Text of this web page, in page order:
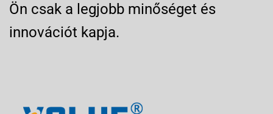
Ön csak a legjobb minőséget és
innovációt kapja.